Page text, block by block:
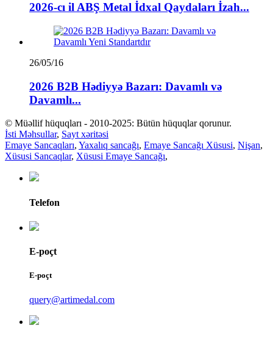
2026-cı il ABŞ Metal İdxal Qaydaları İzah...
26/05/16
2026 B2B Hədiyyə Bazarı: Davamlı və
Davamlı...
© Müəllif hüquqları - 2010-2025: Bütün hüquqlar qorunur.
İsti Məhsullar, Sayt xəritəsi
Emaye Sancaqları, Yaxalıq sancağı, Emaye Sancağı Xüsusi, Nişan,
Xüsusi Sancaqlar, Xüsusi Emaye Sancağı,
Telefon
E-poçt
E-poçt
query@artimedal.com